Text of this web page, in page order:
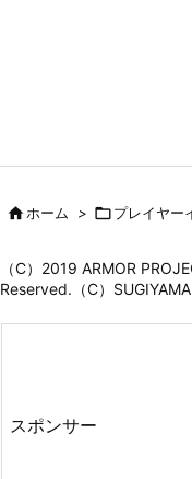
ホーム > プレイヤー
（C）2019 ARMOR
Reserved.（C）
スポンサー